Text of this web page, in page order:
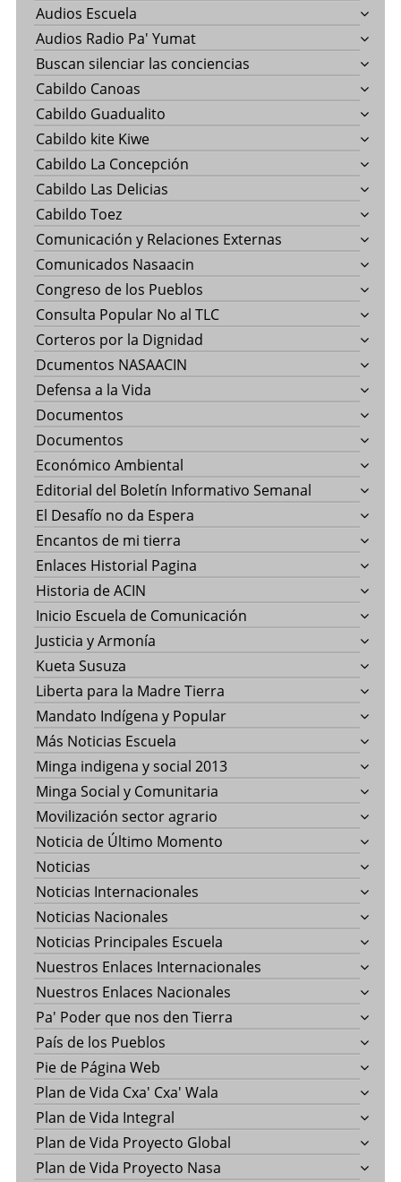
Audios Escuela
Audios Radio Pa' Yumat
Buscan silenciar las conciencias
Cabildo Canoas
Cabildo Guadualito
Cabildo kite Kiwe
Cabildo La Concepción
Cabildo Las Delicias
Cabildo Toez
Comunicación y Relaciones Externas
Comunicados Nasaacin
Congreso de los Pueblos
Consulta Popular No al TLC
Corteros por la Dignidad
Dcumentos NASAACIN
Defensa a la Vida
Documentos
Documentos
Económico Ambiental
Editorial del Boletín Informativo Semanal
El Desafío no da Espera
Encantos de mi tierra
Enlaces Historial Pagina
Historia de ACIN
Inicio Escuela de Comunicación
Justicia y Armonía
Kueta Susuza
Liberta para la Madre Tierra
Mandato Indígena y Popular
Más Noticias Escuela
Minga indigena y social 2013
Minga Social y Comunitaria
Movilización sector agrario
Noticia de Último Momento
Noticias
Noticias Internacionales
Noticias Nacionales
Noticias Principales Escuela
Nuestros Enlaces Internacionales
Nuestros Enlaces Nacionales
Pa' Poder que nos den Tierra
País de los Pueblos
Pie de Página Web
Plan de Vida Cxa' Cxa' Wala
Plan de Vida Integral
Plan de Vida Proyecto Global
Plan de Vida Proyecto Nasa